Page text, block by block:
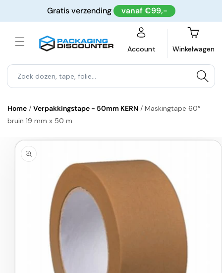
content
Gratis verzending vanaf €99,-
Account Winkelwagen
Home / Verpakkingstape - 50mm KERN / Maskingtape 60°
bruin 19 mm x 50 m
direct naar